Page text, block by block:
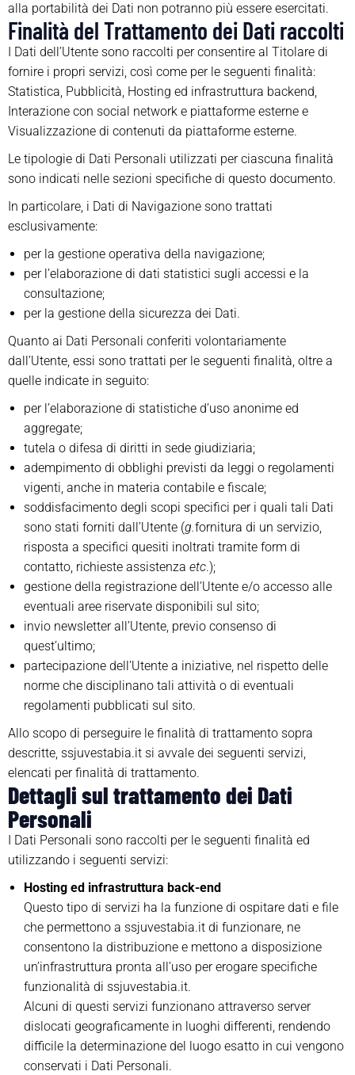
alla portabilità dei Dati non potranno più essere esercitati.
Finalità del Trattamento dei Dati raccolti
I Dati dell’Utente sono raccolti per consentire al Titolare di
fornire i propri servizi, così come per le seguenti finalità:
Statistica, Pubblicità, Hosting ed infrastruttura backend,
Interazione con social network e piattaforme esterne e
Visualizzazione di contenuti da piattaforme esterne.
Le tipologie di Dati Personali utilizzati per ciascuna finalità
sono indicati nelle sezioni specifiche di questo documento.
In particolare, i Dati di Navigazione sono trattati
esclusivamente:
per la gestione operativa della navigazione;
per l’elaborazione di dati statistici sugli accessi e la
consultazione;
per la gestione della sicurezza dei Dati.
Quanto ai Dati Personali conferiti volontariamente
dall’Utente, essi sono trattati per le seguenti finalità, oltre a
quelle indicate in seguito:
per l’elaborazione di statistiche d’uso anonime ed
aggregate;
tutela o difesa di diritti in sede giudiziaria;
adempimento di obblighi previsti da leggi o regolamenti
vigenti, anche in materia contabile e fiscale;
soddisfacimento degli scopi specifici per i quali tali Dati
sono stati forniti dall’Utente (g.fornitura di un servizio,
risposta a specifici quesiti inoltrati tramite form di
contatto, richieste assistenza etc.);
gestione della registrazione dell’Utente e/o accesso alle
eventuali aree riservate disponibili sul sito;
invio newsletter all’Utente, previo consenso di
quest’ultimo;
partecipazione dell’Utente a iniziative, nel rispetto delle
norme che disciplinano tali attività o di eventuali
regolamenti pubblicati sul sito.
Allo scopo di perseguire le finalità di trattamento sopra
descritte, ssjuvestabia.it si avvale dei seguenti servizi,
elencati per finalità di trattamento.
Dettagli sul trattamento dei Dati
Personali
I Dati Personali sono raccolti per le seguenti finalità ed
utilizzando i seguenti servizi:
Hosting ed infrastruttura back-end
Questo tipo di servizi ha la funzione di ospitare dati e file
che permettono a ssjuvestabia.it di funzionare, ne
consentono la distribuzione e mettono a disposizione
un’infrastruttura pronta all’uso per erogare specifiche
funzionalità di ssjuvestabia.it.
Alcuni di questi servizi funzionano attraverso server
dislocati geograficamente in luoghi differenti, rendendo
difficile la determinazione del luogo esatto in cui vengono
conservati i Dati Personali.